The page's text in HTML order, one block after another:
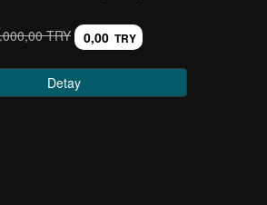
TRY 0,00 TRY
Detay